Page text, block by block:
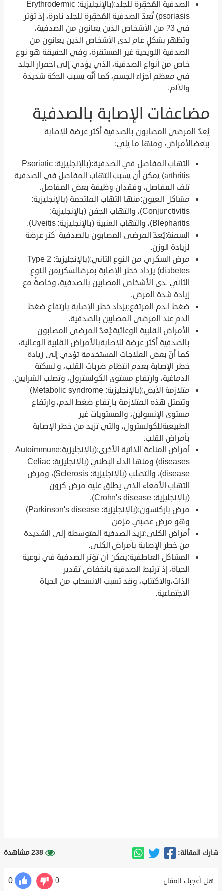
الصدفية المُحَمِّرة للجلد:(بالإنجليزية: Erythrodermic
psoriasis) تُعدّ الصدفية المُحَمِّرة للجلد نادرة، إذ تؤثر
في 3? من الأشخاص الذين يعانون من الصدفية،
وتظهر بشكلٍ عام لدى الأشخاص الذين يعانون من
الصدفية اللويحية غير المستقرة، وفي الحقيقة هو نوع
خاص من أنواع الصدفية، الذي يؤدي إلى احمرار الجلد
في معظم أجزاء الجسم، كما أنّه يسبب الحكة شديدة
والألم.
مضاعفات الإصابة بالصدفية
يُعدّ المرضى المصابون بالصدفية أكثر عرضة للإصابة
ببعضالأمراض، ومنها ما يلي:
التهاب المفاصل في الصدفية:(بالإنجليزية: Psoriatic
arthritis) يمكن أن يسبب التهاب المفاصل في الصدفية
تلف المفاصل، وفقدان وظيفة بعض المفاصل.
مشاكل العيون:منها التهاب الملتحمة (بالإنجليزية:
Conjunctivitis)، والتهاب الجفن (بالإنجليزية:
Blepharitis)، والتهاب العنبية (بالإنجليزية: Uveitis).
السمنة:يُعدّ المرضى المصابون بالصدفية أكثر عرضة
لزيادة الوزن.
مرض السكري من النوع الثاني:(بالإنجليزية: Type 2
diabetes) يزداد خطر الإصابة بمرضالسكريمن النوع
الثاني لدى الأشخاص المصابين بالصدفية، وخاصةً مع
زيادة شدة المرض.
ضغط الدم المرتفع:يزداد خطر الإصابة بارتفاع ضغط
الدم عند المرضى المصابين بالصدفية.
الأمراض القلبية الوعائية:يُعدّ المرضى المصابون
بالصدفية أكثر عرضة للإصابةبالأمراض القلبية الوعائية،
كما أنّ بعض العلاجات المستخدمة تؤدي إلى زيادة
خطر الإصابة بعدم انتظام ضربات القلب، والسكتة
الدماغية، وارتفاع مستوى الكولسترول، وتصلب الشرايين.
متلازمة الأيض:(بالإنجليزية: Metabolic syndrome)
وتتمثل هذه المتلازمة بارتفاع ضغط الدم، وارتفاع
مستوى الإنسولين، والمستويات غير
الطبيعيةللكولسترول، والتي تزيد من خطر الإصابة
بأمراض القلب.
أمراض المناعة الذاتية الأخرى:(بالإنجليزية:Autoimmune
diseases) ومنها الداء البطني (بالإنجليزية: Celiac
disease)، والتصلب (بالإنجليزية: Sclerosis)، ومرض
التهاب الأمعاء الذي يطلق عليه مرض كرون
(بالإنجليزية: Crohn's disease).
مرض باركنسون:(بالإنجليزية: Parkinson's disease)
وهو مرض عصبي مزمن.
أمراض الكلى:تزيد الصدفية المتوسطة إلى الشديدة
من خطر الإصابة بأمراض الكلى.
المشاكل العاطفية:يمكن أن تؤثر الصدفية في نوعية
الحياة، إذ ترتبط الصدفية بانخفاض تقدير
الذات،والاكتئاب، وقد تسبب الانسحاب من الحياة
الاجتماعية.
شارك المقالة: 238 مشاهدة
هل أعجبك المقال 0
0